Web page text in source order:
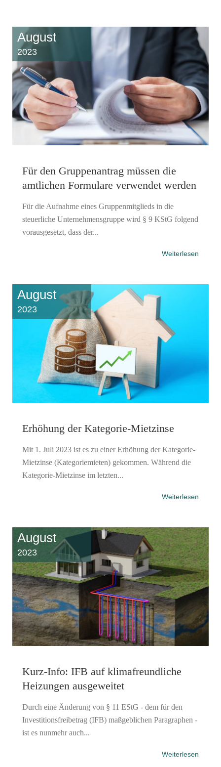
August
2023
Für den Gruppenantrag müssen die
amtlichen Formulare verwendet werden
Für die Aufnahme eines Gruppenmitglieds in die
steuerliche Unternehmensgruppe wird § 9 KStG folgend
vorausgesetzt, dass der...
Weiterlesen
August
2023
Erhöhung der Kategorie-Mietzinse
Mit 1. Juli 2023 ist es zu einer Erhöhung der Kategorie-
Mietzinse (Kategoriemieten) gekommen. Während die
Kategorie-Mietzinse im letzten...
Weiterlesen
August
2023
Kurz-Info: IFB auf klimafreundliche
Heizungen ausgeweitet
Durch eine Änderung von § 11 EStG - dem für den
Investitionsfreibetrag (IFB) maßgeblichen Paragraphen -
ist es nunmehr auch...
Weiterlesen